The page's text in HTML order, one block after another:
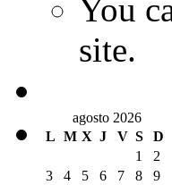
You
site.
agosto 2026
L M X J V S D
1
2
3
4 5 6 7 8
9